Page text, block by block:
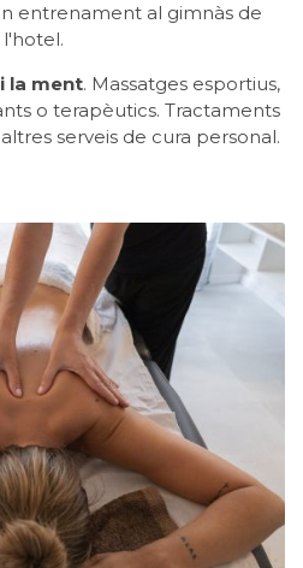
entrenament al gimnàs de
l'hotel.
la ment. Massatges esportius,
o terapèutics. Tractaments
serveis de cura personal.